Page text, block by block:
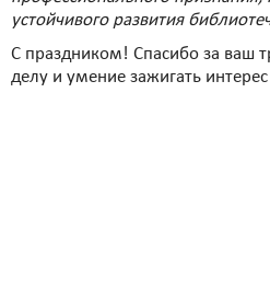
устойчивого развития
С праздником! Спасибо за ваш
делу и умение зажигать